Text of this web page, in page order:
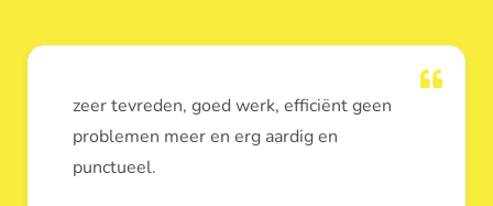
Dank u voor de ontstopping van wc, werd
heel goed uitgevoerd, door de loodgieters
ontstoppers services janssens.